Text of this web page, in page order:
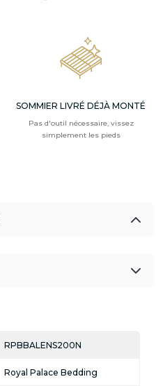
SOMMIER LIVRÉ DÉJÀ MONTÉ
Pas d'outil nécessaire, vissez
simplement les pieds
RPBBALENS200N
Royal Palace Bedding